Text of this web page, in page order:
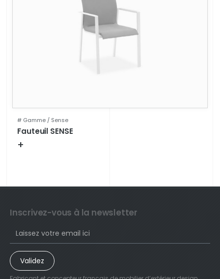
# Gamme / Sense
Fauteuil SENSE
+
Inscrivez-vous à la newsletter
Validez